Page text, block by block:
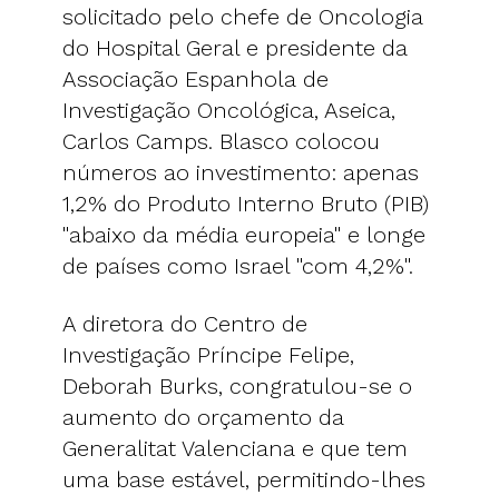
solicitado pelo chefe de Oncologia
do Hospital Geral e presidente da
Associação Espanhola de
Investigação Oncológica, Aseica,
Carlos Camps. Blasco colocou
números ao investimento: apenas
1,2% do Produto Interno Bruto (PIB)
"abaixo da média europeia" e longe
de países como Israel "com 4,2%".
A diretora do Centro de
Investigação Príncipe Felipe,
Deborah Burks, congratulou-se o
aumento do orçamento da
Generalitat Valenciana e que tem
uma base estável, permitindo-lhes